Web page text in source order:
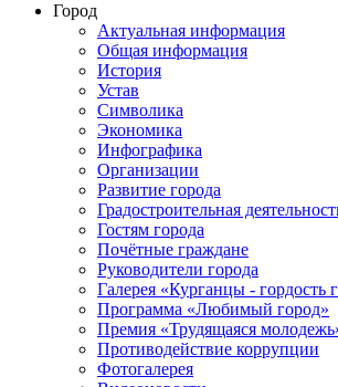
Город
Актуальная информация
Общая информация
История
Устав
Символика
Экономика
Инфографика
Организации
Развитие города
Градостроительная
Гостям города
Почётные граждане
Руководители города
Галерея «Курганцы - гордость
Программа «Любимый город»
Премия «Трудящаяся
Противодействие коррупции
Фотогалерея